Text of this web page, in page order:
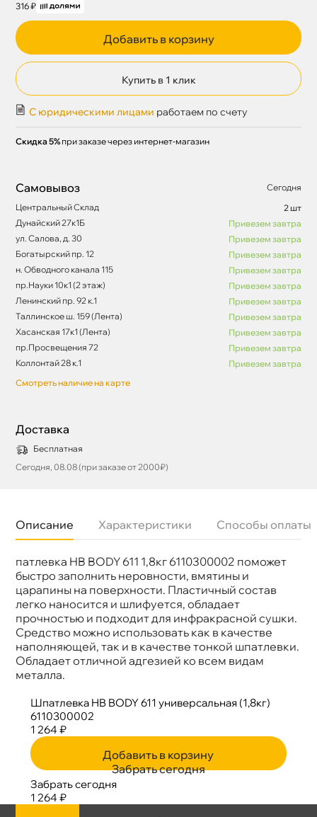
316 ₽
Добавить в корзину
Купить в 1 клик
С юридическими лицами работаем по счету
Скидка 5% при заказе через интернет-магазин
Самовывоз
Сегодня
Центральный Склад
2 шт
Дунайский 27к1Б
Привезем завтра
ул. Салова, д. 30
Привезем завтра
Богатырский пр. 12
Привезем завтра
н. Обводного канала 115
Привезем завтра
пр.Науки 10к1 (2 этаж)
Привезем завтра
Ленинский пр. 92 к.1
Привезем завтра
Таллинское ш. 159 (Лента)
Привезем завтра
Хасанская 17к1 (Лента)
Привезем завтра
пр.Просвещения 72
Привезем завтра
Коллонтай 28 к.1
Привезем завтра
Смотреть наличие на карте
Доставка
Бесплатная
Сегодня, 08.08 (при заказе от 2000₽)
Описание Характеристики Способы оплаты
патлевка HB BODY 611 1,8кг 6110300002 поможет
ыстро заполнить неровности, вмятины и
царапины на поверхности. Пластичный соста
легко наносится и шлифуется, обладает
прочностью и подходит для инфракрасной сушки.
Средство можно использовать как в качестве
наполняющей, так и в качестве тонкой шпатлевки.
Обладает отличной адгезией ко всем видам
металла.
Бренд
HB BODY
Объем
Артикул
6110300002
Шпатлевка HB BODY 611 универсальная (1,8кг)
6110300002
1 264 ₽
Добавить в корзину
Забрать сегодня
Забрать сегодня
1 264 ₽